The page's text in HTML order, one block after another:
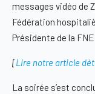
messages vidéo de
Fédération
Présidente de la
[Lire notre article
La soirée s’est